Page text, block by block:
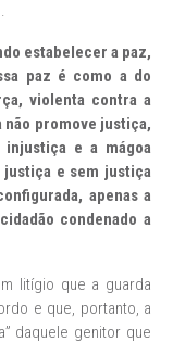
estabelecer a paz,
paz é como a do
violenta contra a
promove justiça,
e a mágoa
justiça e sem justiça
apenas a
condenado a
litígio que a guarda
e que, portanto, a
daquele genitor que